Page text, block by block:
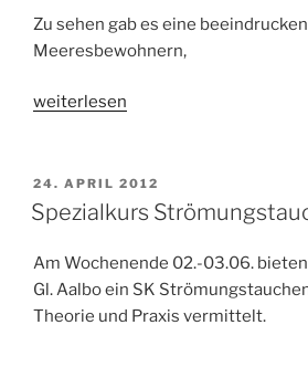
Zu sehen gab es eine
Meeresbewohnern,
„Tauchausfahrt
Ålbo
2024“
weiterlesen
VERÖFFENTLICHT
AM
24. APRIL 2012
Spezialkurs
Am Wochenende 02.-03.06.
Gl. Aalbo ein SK
Theorie und Praxis vermittelt.